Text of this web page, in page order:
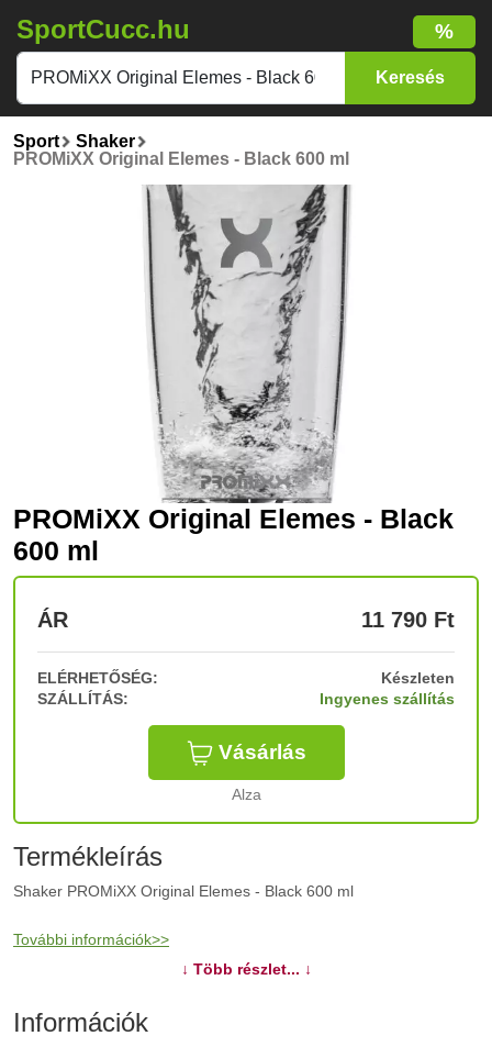
SportCucc.hu %
Sport
Shaker
PROMiXX Original Elemes - Black 600 ml
PROMiXX Original Elemes - Black
600 ml
ÁR 11 790 Ft
ELÉRHETŐSÉG:
Készleten
SZÁLLÍTÁS:
Ingyenes szállítás
Vásárlás
Alza
Termékleírás
Shaker PROMiXX Original Elemes - Black 600 ml
További információk>>
↓ Több részlet... ↓
Információk